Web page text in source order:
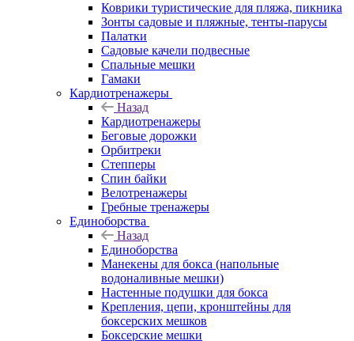
Коврики туристические для пляжа, пикника
Зонты садовые и пляжные, тенты-парусы
Палатки
Садовые качели подвесные
Спальные мешки
Гамаки
Кардиотренажеры
Назад
Кардиотренажеры
Беговые дорожки
Орбитреки
Степперы
Спин байки
Велотренажеры
Гребные тренажеры
Единоборства
Назад
Единоборства
Манекены для бокса (напольные
водоналивные мешки)
Настенные подушки для бокса
Крепления, цепи, кронштейны для
боксерских мешков
Боксерские мешки